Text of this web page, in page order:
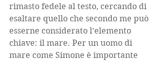
rimasto fedele al testo, cercando di
esaltare quello che secondo me può
esserne considerato l’elemento
chiave: il mare. Per un uomo di
mare come Simone è importante